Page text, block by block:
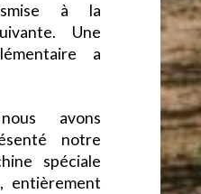
à la
Une
a
avons
notre
spéciale
entièrement